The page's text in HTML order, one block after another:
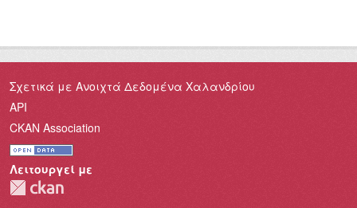
Σχετικά με Ανοιχτά Δεδομένα Χαλανδρίου
API
CKAN Association
Λειτουργεί με